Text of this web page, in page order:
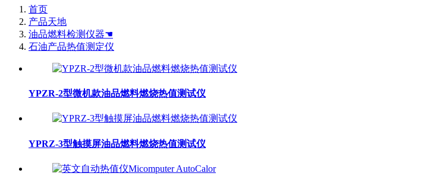
首页
产品天地
油品燃料检测仪器☚
石油产品热值测定仪
YPZR-2型微机款油品燃料燃烧热值测试仪
YPRZ-3型触摸屏油品燃料燃烧热值测试仪